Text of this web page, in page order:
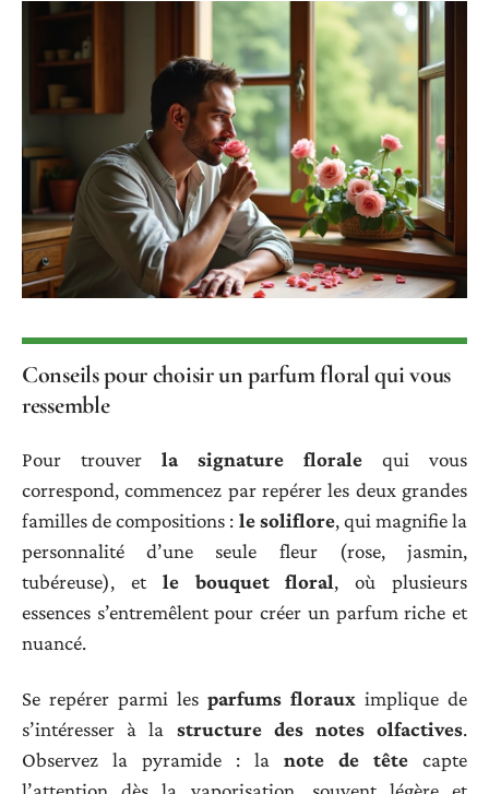
Conseils pour choisir un parfum floral qui vous
ressemble
Pour trouver la signature florale qui vous
correspond, commencez par repérer les deux grandes
familles de compositions : le soliflore, qui magnifie la
personnalité d’une seule fleur (rose, jasmin,
tubéreuse), et le bouquet floral, où plusieurs
essences s’entremêlent pour créer un parfum riche et
nuancé.
Se repérer parmi les parfums floraux implique de
s’intéresser à la structure des notes olfactives.
Observez la pyramide : la note de tête capte